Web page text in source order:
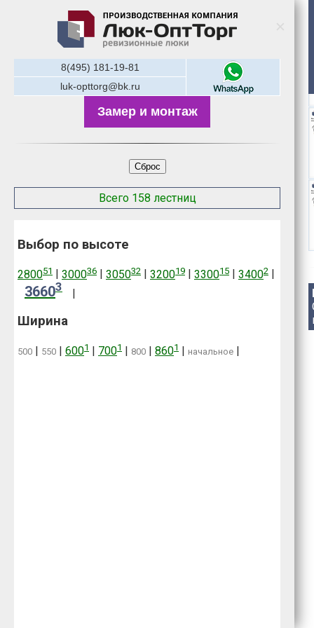
8(495) 181-19-81
luk-opttorg@bk.ru
Замер и монтаж
Сброс
Всего 158 лестниц
Выбор по высоте
280051 300036 305032 320019 330015 34002
36603 |
Ширина
500 550 6001 7001 800 8601 начальное